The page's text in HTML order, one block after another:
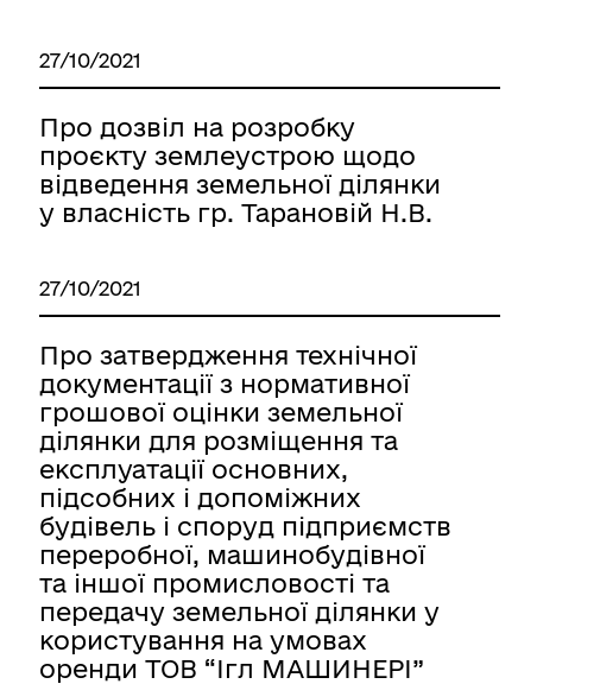
27/10/2021
Про дозвіл на розробку
проєкту землеустрою щодо
відведення земельної ділянки
у власність гр. Тарановій Н.В.
27/10/2021
Про затвердження технічної
документації з нормативної
грошової оцінки земельної
ділянки для розміщення та
експлуатації основних,
підсобних і допоміжних
будівель і споруд підприємств
переробної, машинобудівної
та іншої промисловості та
передачу земельної ділянки у
користування на умовах
оренди ТОВ “Ігл МАШИНЕРІ”